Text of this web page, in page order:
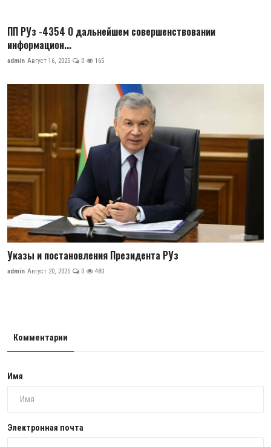
ПП РУз -4354 О дальнейшем совершенствовании
информацион...
admin Август 16, 2025 0 165
Указы и постановления Президента РУз
admin Август 20, 2025 0 480
Комментарии
Имя
Электронная почта